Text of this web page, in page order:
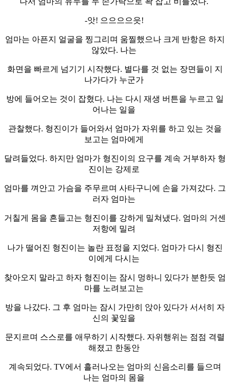
-앗! 으으으으읏!
엄마는 아픈지 얼굴을 찡그리며 움찔했으나 크게 반항은 하지
않았다. 나는
화면을 빠르게 넘기기 시작했다. 별다를 것 없는 장면들이 지
나가다가 누군가
방에 들어오는 것이 잡혔다. 나는 다시 재생 버튼을 누르고 일
어나는 일을
관찰했다. 형진이가 들어와서 엄마가 자위를 하고 있는 것을
보고는 엄마에게
달려들었다. 하지만 엄마가 형진이의 요구를 계속 거부하자 형
진이는 강제로
엄마를 껴안고 가슴을 주무르며 사타구니에 손을 가져갔다. 그
러자 엄마는
거칠게 몸을 흔들고는 형진이를 강하게 밀쳐냈다. 엄마의 거센
저항에 밀려
나가 떨어진 형진이는 놀란 표정을 지었다. 엄마가 다시 형진
이에게 다시는
찾아오지 말라고 하자 형진이는 잠시 멍하니 있다가 분한듯 엄
마를 노려보고는
방을 나갔다. 그 후 엄마는 잠시 가만히 앉아 있다가 서서히 자
신의 꽃잎을
문지르며 스스로를 애무하기 시작했다. 자위행위는 점점 격렬
해졌고 한동안
계속되었다. TV에서 흘러나오는 엄마의 신음소리를 들으며
나는 엄마의 몸을